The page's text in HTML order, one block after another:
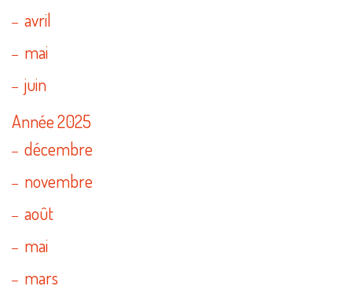
avril
mai
juin
Année 2025
décembre
novembre
août
mai
mars